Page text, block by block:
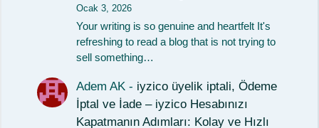
Ocak 3, 2026
Your writing is so genuine and heartfelt It's
refreshing to read a blog that is not trying to
sell something…
Adem AK - iyzico üyelik iptali, Ödeme
İptal ve İade – iyzico Hesabınızı
Kapatmanın Adımları: Kolay ve Hızlı